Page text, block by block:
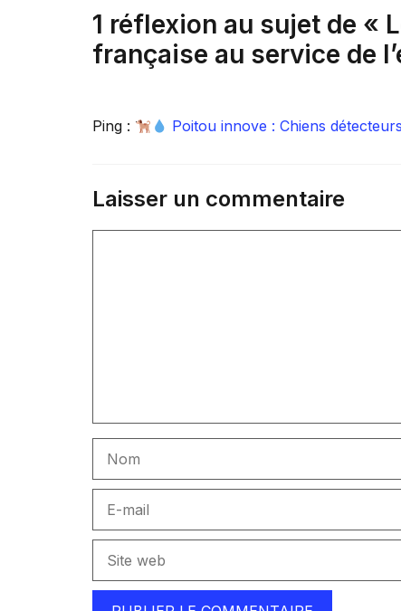
1 réflexion au sujet de «
française au service de
Ping : Poitou innove : Chiens
Laisser un commentaire
mail
web